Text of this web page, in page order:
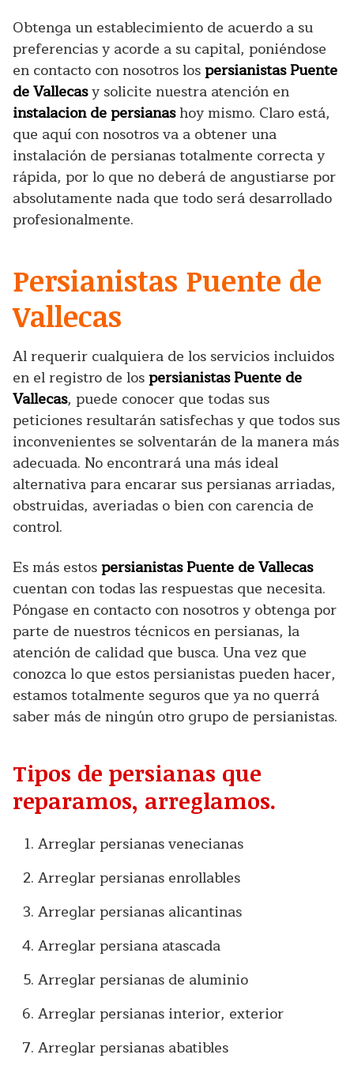
Obtenga un establecimiento de acuerdo a su
preferencias y acorde a su capital, poniéndose
en contacto con nosotros lospersianistas Puente
de Vallecasy solicite nuestra atención en
instalacion de persianashoy mismo. Claro está,
que aquí con nosotros va a obtener una
instalación de persianas totalmente correcta y
rápida, por lo que no deberá de angustiarse por
absolutamente nada que todo será desarrollado
profesionalmente.
Persianistas Puente de
Vallecas
Al requerir cualquiera de los servicios incluidos
en el registro de lospersianistas Puente de
Vallecas, puede conocer que todas sus
peticiones resultarán satisfechas y que todos sus
inconvenientes se solventarán de la manera más
adecuada. No encontrará una más ideal
alternativa para encarar sus persianas arriadas,
obstruidas, averiadas o bien con carencia de
control.
Es más estospersianistas Puente de Vallecas
cuentan con todas las respuestas que necesita.
Póngase en contacto con nosotros y obtenga por
parte de nuestros técnicos en persianas, la
atención de calidad que busca. Una vez que
conozca lo que estos persianistas pueden hacer,
estamos totalmente seguros que ya no querrá
saber más de ningún otro grupo de persianistas.
Tipos de persianas que
reparamos, arreglamos.
Arreglar persianas venecianas
Arreglar persianas enrollables
Arreglar persianas alicantinas
Arreglar persiana atascada
Arreglar persianas de aluminio
Arreglar persianas interior, exterior
Arreglar persianas abatibles